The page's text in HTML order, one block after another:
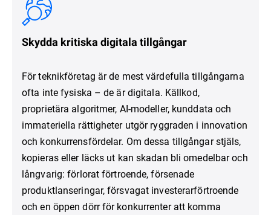
Skydda kritiska digitala tillgångar
För teknikföretag är de mest värdefulla tillgångarna
ofta inte fysiska – de är digitala. Källkod,
proprietära algoritmer, AI-modeller, kunddata och
immateriella rättigheter utgör ryggraden i innovation
och konkurrensfördelar. Om dessa tillgångar stjäls,
kopieras eller läcks ut kan skadan bli omedelbar och
långvarig: förlorat förtroende, försenade
produktlanseringar, försvagat investerarförtroende
och en öppen dörr för konkurrenter att komma